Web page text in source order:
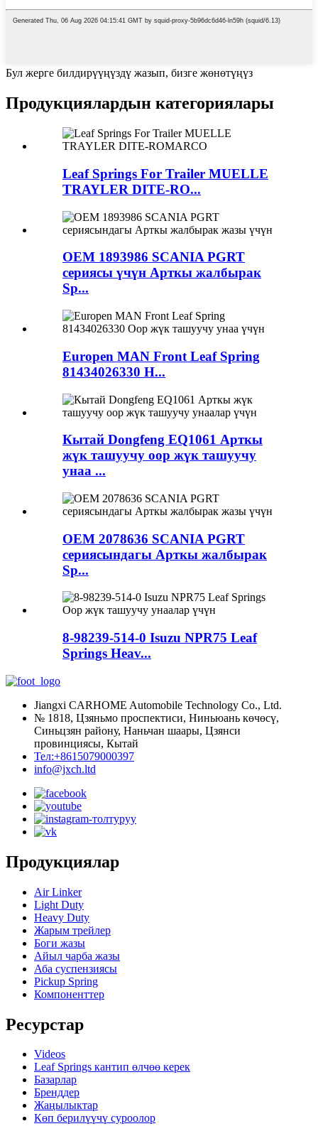
Бул жерге билдирүүңүздү жазып, бизге жөнөтүңүз
Продукциялардын категориялары
Leaf Springs For Trailer MUELLE
TRAYLER DITE-RO...
OEM 1893986 SCANIA PGRT
сериясы үчүн Арткы жалбырак
Sp...
Europen MAN Front Leaf Spring
81434026330 H...
Кытай Dongfeng EQ1061 Арткы
жүк ташуучу оор жүк ташуучу
унаа ...
OEM 2078636 SCANIA PGRT
сериясындагы Арткы жалбырак
Sp...
8-98239-514-0 Isuzu NPR75 Leaf
Springs Heav...
Jiangxi CARHOME Automobile Technology Co., Ltd.
№ 1818, Цзяньмо проспектиси, Ниньюань көчөсү,
Синьцзян району, Наньчан шаары, Цзянси
провинциясы, Кытай
Тел:+8615079000397
info@jxch.ltd
Продукциялар
Air Linker
Light Duty
Heavy Duty
Жарым трейлер
Боги жазы
Айыл чарба жазы
Аба суспензиясы
Pickup Spring
Компоненттер
Ресурстар
Videos
Leaf Springs кантип өлчөө керек
Базарлар
Бренддер
Жаңылыктар
Көп берилүүчү суроолор